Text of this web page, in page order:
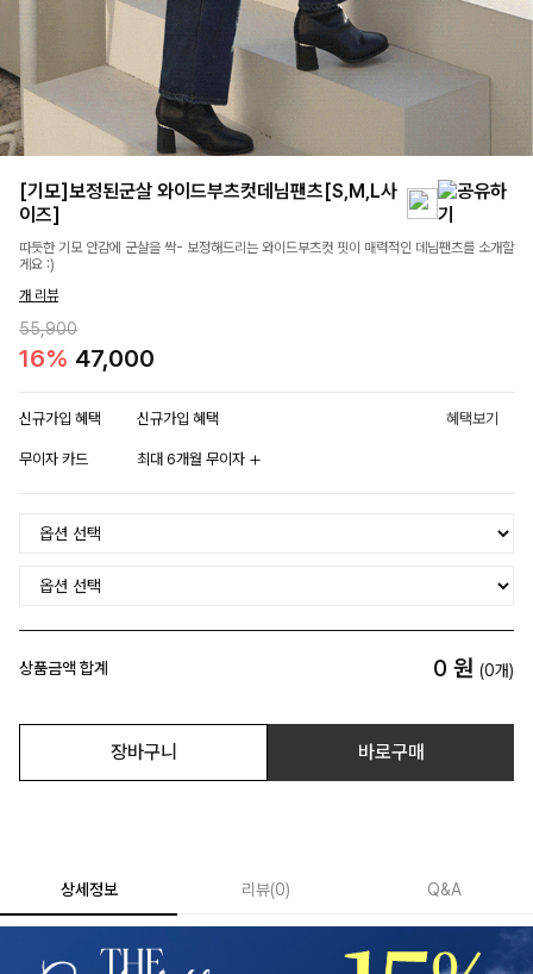
[기모]보정된군살 와이드부츠컷데님팬츠[S,M,L사
이즈]
따듯한 기모 안감에 군살을 싹- 보정해드리는 와이드부츠컷 핏이 매력적인 데님팬츠를 소개할
게요 :)
개 리뷰
55,900
16% 47,000
신규가입 혜택 신규가입 혜택 혜택보기
무이자 카드 최대 6개월 무이자
상품금액 합계 0 원 (0개)
장바구니 바로구매
상세정보 리뷰(0) Q&A